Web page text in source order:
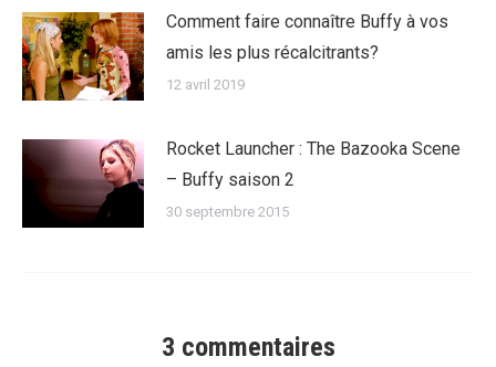
Comment faire connaître Buffy à vos
amis les plus récalcitrants?
12 avril 2019
Rocket Launcher : The Bazooka Scene
– Buffy saison 2
30 septembre 2015
3 commentaires